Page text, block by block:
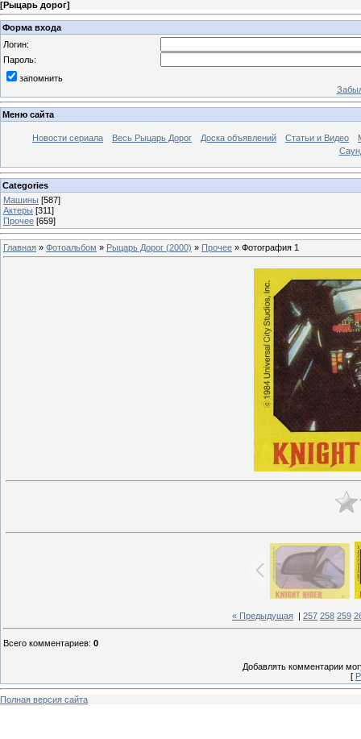
[Рыцарь дорог]
Форма входа
Логин:
Пароль:
запомнить
Меню сайта
Новости сериала Весь Рыцарь Дорог Доска объявлений Статьи и Видео
Categories
Машины [587]
Актеры [311]
Прочее [659]
Главная » Фотоальбом » Рыцарь Дорог (2000) » Прочее » Фотография 1
« Предыдущая 257 258 259
Всего комментариев: 0
Добавлять комментарии
[
Полная версия сайта